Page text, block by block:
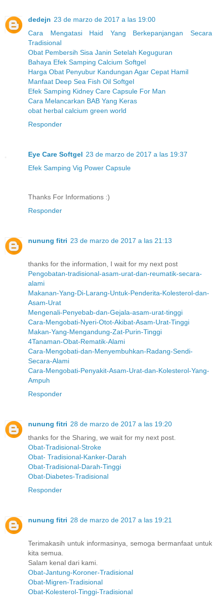
dedejn 23 de marzo de 2017 a las 19:00
Cara Mengatasi Haid Yang Berkepanjangan Secara
Tradisional
Obat Pembersih Sisa Janin Setelah Keguguran
Bahaya Efek Samping Calcium Softgel
Harga Obat Penyubur Kandungan Agar Cepat Hamil
Manfaat Deep Sea Fish Oil Softgel
Efek Samping Kidney Care Capsule For Man
Cara Melancarkan BAB Yang Keras
obat herbal calcium green world
Responder
Eye Care Softgel 23 de marzo de 2017 a las 19:37
Efek Samping Vig Power Capsule
Thanks For Informations :)
Responder
nunung fitri 23 de marzo de 2017 a las 21:13
thanks for the information, I wait for my next post
Pengobatan-tradisional-asam-urat-dan-reumatik-secara-
alami
Makanan-Yang-Di-Larang-Untuk-Penderita-Kolesterol-dan-
Asam-Urat
Mengenali-Penyebab-dan-Gejala-asam-urat-tinggi
Cara-Mengobati-Nyeri-Otot-Akibat-Asam-Urat-Tinggi
Makan-Yang-Mengandung-Zat-Purin-Tinggi
4Tanaman-Obat-Rematik-Alami
Cara-Mengobati-dan-Menyembuhkan-Radang-Sendi-
Secara-Alami
Cara-Mengobati-Penyakit-Asam-Urat-dan-Kolesterol-Yang-
Ampuh
Responder
nunung fitri 28 de marzo de 2017 a las 19:20
thanks for the Sharing, we wait for my next post.
Obat-Tradisional-Stroke
Obat- Tradisional-Kanker-Darah
Obat-Tradisional-Darah-Tinggi
Obat-Diabetes-Tradisional
Responder
nunung fitri 28 de marzo de 2017 a las 19:21
Terimakasih untuk informasinya, semoga bermanfaat untuk
kita semua.
Salam kenal dari kami.
Obat-Jantung-Koroner-Tradisional
Obat-Migren-Tradisional
Obat-Kolesterol-Tinggi-Tradisional